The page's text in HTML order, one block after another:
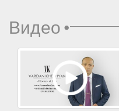
Видео•